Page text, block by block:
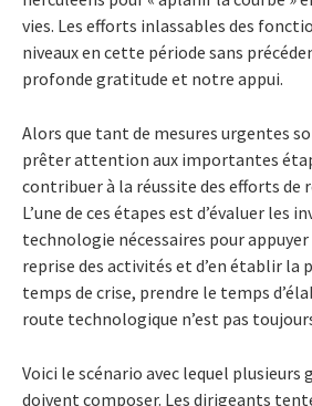
vies. Les efforts inlassables des
niveaux en cette période sans
profonde gratitude et notre appui.
Alors que tant de mesures urgentes
prêter attention aux importantes
contribuer à la réussite des efforts de
L’une de ces étapes est d’évaluer les
technologie nécessaires pour
reprise des activités et d’en établir la
temps de crise, prendre le temps
route technologique n’est pas
Voici le scénario avec lequel plusieurs
doivent composer. Les dirigeants